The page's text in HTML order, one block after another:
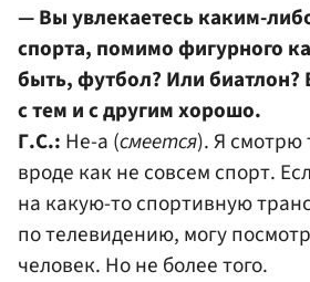
— Вы увлекаетесь каким-
спорта, помимо фигурного
быть, футбол? Или
с тем и с другим хорошо.
Г.С.: Не-а (смеется). Я смотрю
вроде как не совсем спорт.
на какую-то спортивную
по телевидению, могу
человек. Но не более того.